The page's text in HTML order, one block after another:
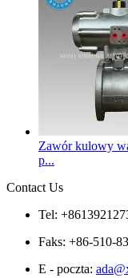
Zawór kulowy
p...
Contact Us
Tel:
Faks: +86-510-
E - poczta: